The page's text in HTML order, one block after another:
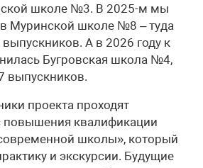
школе №3. В 2025-м мы
в Муринской школе №8 – туда
А в 2026 году к
Бугровская школа №4,
выпускников.
проекта проходят
повышения квалификации
школы», который
и экскурсии. Будущие